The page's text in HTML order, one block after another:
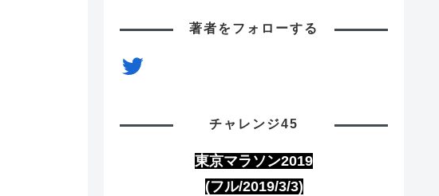
著者をフォローする
Twitter
チャレンジ45
東京マラソン2019
(フル/2019/3/3)